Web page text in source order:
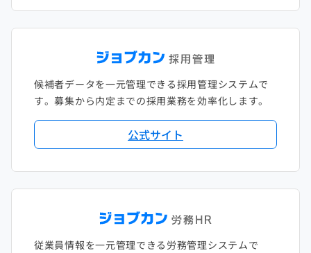
候補者データを一元管理できる採用管理システムで
す。募集から内定までの採用業務を効率化します。
公式サイト
従業員情報を一元管理できる労務管理システムで